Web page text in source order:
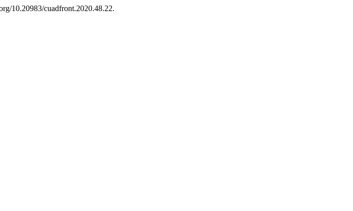
10.20983/cuadfront.2020.48.22.